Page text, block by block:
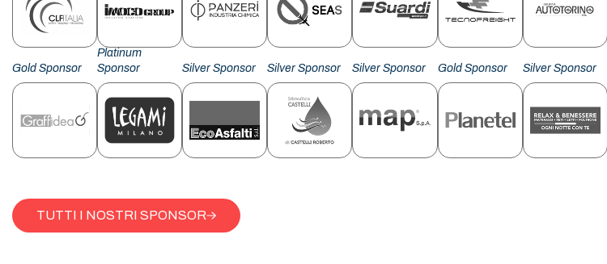
Gold Sponsor
Platinum
Sponsor
Silver Sponsor Silver Sponsor Silver Sponsor Gold Sponsor Silver Sponsor
TUTTI I NOSTRI SPONSOR